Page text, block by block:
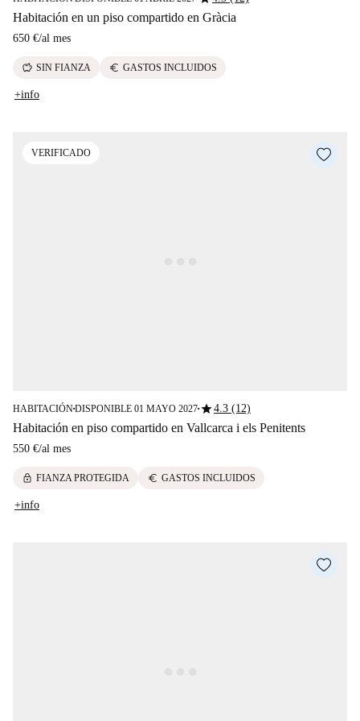
Habitación en un piso compartido en Gràcia
650 €/al mes
savings SIN FIANZA euro GASTOS INCLUIDOS
+info
VERIFICADO
HABITACIÓN■DISPONIBLE 01 MAYO 2027■star4.3 (12)
Habitación en piso compartido en Vallcarca i els Penitents
550 €/al mes
lock FIANZA PROTEGIDA euro GASTOS INCLUIDOS
+info